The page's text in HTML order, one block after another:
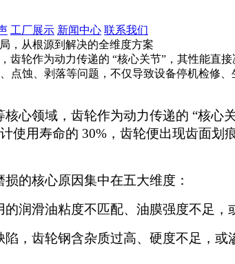
工厂展示 新闻中心 联系我们
，从根源到解决的全维度方案
齿轮作为动力传递的 “核心关节”，其性能
点蚀、剥落等问题，不仅导致设备停机检修
心领域，齿轮作为动力传递的 “核心
用寿命的 30%，齿轮便出现齿面划
的核心原因集中在五大维度：
润滑油粘度不匹配、油膜强度不足
，齿轮钢含杂质过高、硬度不足，或